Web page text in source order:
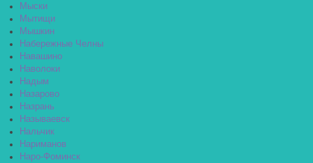
Мыски
Мытищи
Мышкин
Набережные Челны
Навашино
Наволоки
Надым
Назарово
Назрань
Называевск
Нальчик
Нариманов
Наро-Фоминск